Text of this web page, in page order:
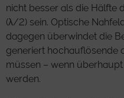
nicht besser als die Hälfte
(λ/2) sein. Optische
dagegen überwindet die
generiert hochauflösende
müssen – wenn
werden.